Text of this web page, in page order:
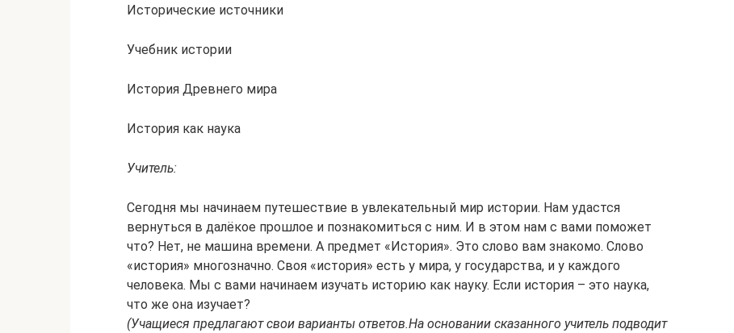
Исторические источники
Учебник истории
История Древнего мира
История как наука
Учитель:
Сегодня мы начинаем путешествие в увлекательный мир истории. Нам удастся
вернуться в далёкое прошлое и познакомиться с ним. И в этом нам с вами поможет
что? Нет, не машина времени. А предмет «История». Это слово вам знакомо. Слово
«история» многозначно. Своя «история» есть у мира, у государства, и у каждого
человека. Мы с вами начинаем изучать историю как науку. Если история – это наука,
что же она изучает?
(Учащиеся предлагают свои варианты ответов.На основании сказанного учитель подводит